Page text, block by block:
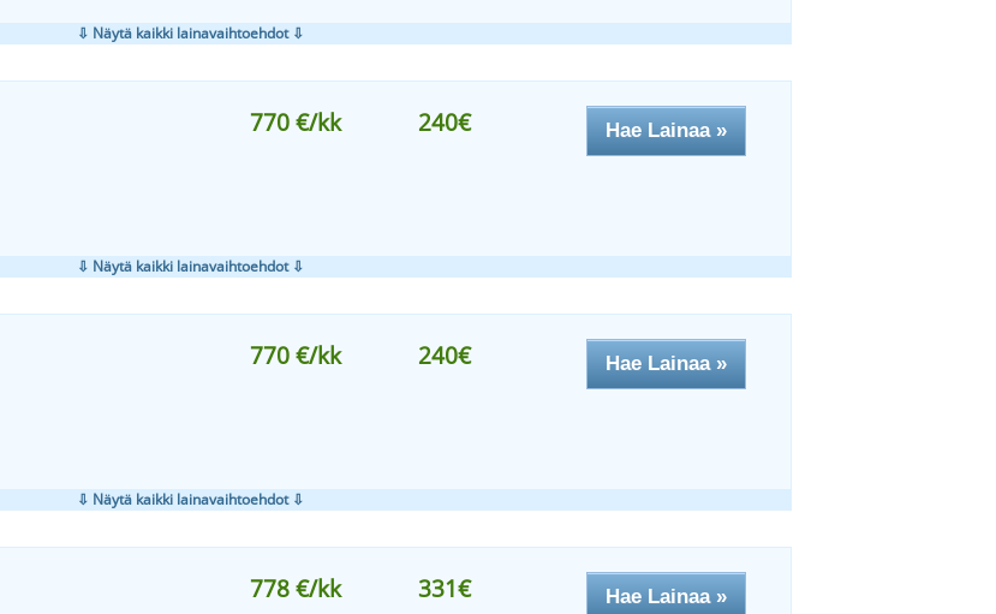
⇩ Näytä kaikki lainavaihtoehdot ⇩
770 €/kk 240€ Hae Lainaa »
⇩ Näytä kaikki lainavaihtoehdot ⇩
770 €/kk 240€ Hae Lainaa »
⇩ Näytä kaikki lainavaihtoehdot ⇩
778 €/kk 331€ Hae Lainaa »